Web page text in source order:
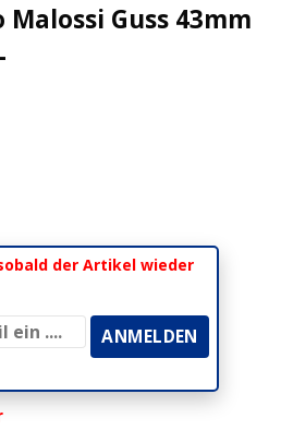
Guss 43mm
der Artikel wieder